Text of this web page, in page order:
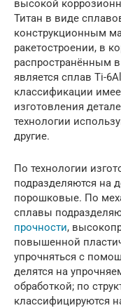
высокой
Титан в виде
конструкционным
ракетостроении, в
распространённым
является сплав Ti-
классификации
изготовления
технологии
другие.
По технологии
подразделяются на
порошковые. По
сплавы
прочности,
повышенной
упрочняться с
делятся на
обработкой; по
классифицируются